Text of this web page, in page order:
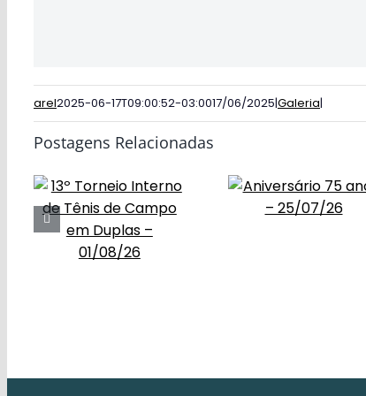
arel2025-06-17T09:00:52-03:0017/06/2025|Galeria|
Postagens Relacionadas